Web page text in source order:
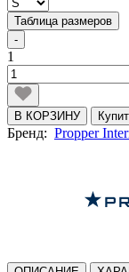
Таблица размеров
-
1
В КОРЗИНУ
Бренд: Propper